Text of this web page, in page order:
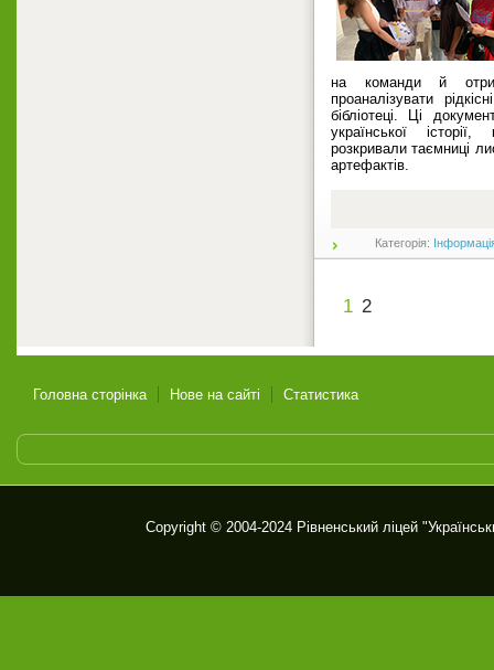
на команди й
проаналізувати
бібліотеці. Ці
української
розкривали таємниці
артефактів.
Категорія:
1 2
Головна сторінка Нове на сайті Статистика
Copyright © 2004-2024 Рівненський ліцей